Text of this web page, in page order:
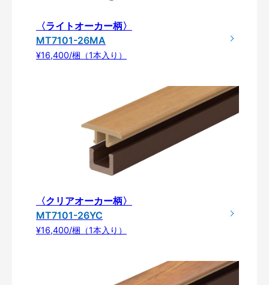
〈ライトオーカー柄〉
MT7101-26MA
¥16,400/梱（1本入り）
〈クリアオーカー柄〉
MT7101-26YC
¥16,400/梱（1本入り）